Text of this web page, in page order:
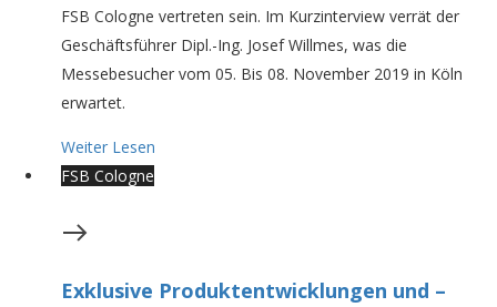
FSB Cologne vertreten sein. Im Kurzinterview verrät der
Geschäftsführer Dipl.-Ing. Josef Willmes, was die
Messebesucher vom 05. Bis 08. November 2019 in Köln
erwartet.
Weiter Lesen
FSB Cologne
Exklusive Produktentwicklungen und –